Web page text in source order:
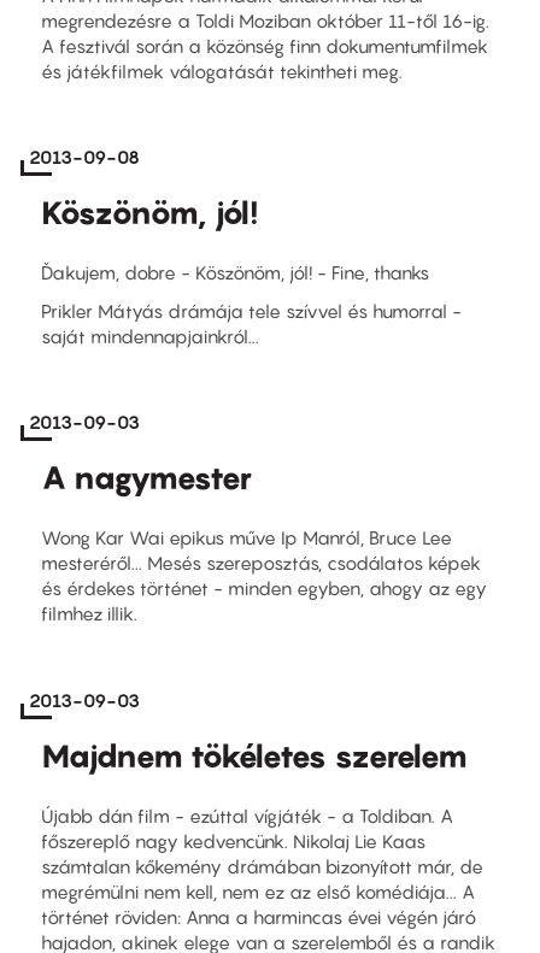
megrendezésre a Toldi Moziban október 11-től 16-ig.
A fesztivál során a közönség finn dokumentumfilmek
és játékfilmek válogatását tekintheti meg.
2013-09-08
Köszönöm, jól!
Ďakujem, dobre - Köszönöm, jól! - Fine, thanks
Prikler Mátyás drámája tele szívvel és humorral -
saját mindennapjainkról...
2013-09-03
A nagymester
Wong Kar Wai epikus műve Ip Manról, Bruce Lee
mesteréről... Mesés szereposztás, csodálatos képek
és érdekes történet - minden egyben, ahogy az egy
filmhez illik.
2013-09-03
Majdnem tökéletes szerelem
Újabb dán film - ezúttal vígjáték - a Toldiban. A
főszereplő nagy kedvencünk. Nikolaj Lie Kaas
számtalan kőkemény drámában bizonyított már, de
megrémülni nem kell, nem ez az első komédiája... A
történet röviden: Anna a harmincas évei végén járó
hajadon, akinek elege van a szerelemből és a randik